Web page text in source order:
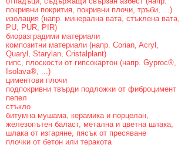
покривни покрития, покривни плочи, тръби, ...)
изолация (напр. минерална вата, стъклена вата,
PU, ​​​​PUR, PIR)
биоразградими материали
композитни материали (напр. Corian, Acryl,
Quaryl, Starylan, Cristalplant)
гипс, плоскости от гипсокартон (напр. Gyproc®,
Isolava®, ...)
циментови плочи
подпокривни твърди подложки от фиброцимент
пепел
стъкло
битумна мушама, керамика и порцелан,
железопътен баласт, метална и цветна шлака,
шлака от изгаряне, пясък от пресяване
плочки от бетон или теракота